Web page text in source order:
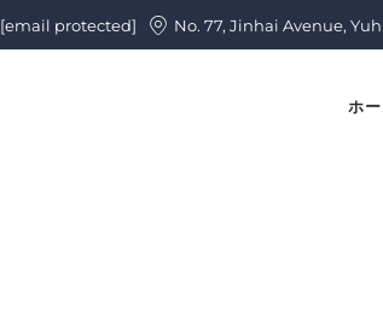
[email protected] No. 77, Jinhai Avenue,
ホ